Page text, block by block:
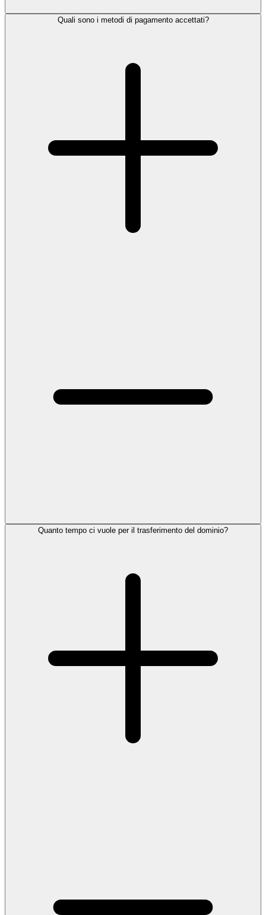
Quali sono i metodi di pagamento accettati?
Quanto tempo ci vuole per il trasferimento del dominio?